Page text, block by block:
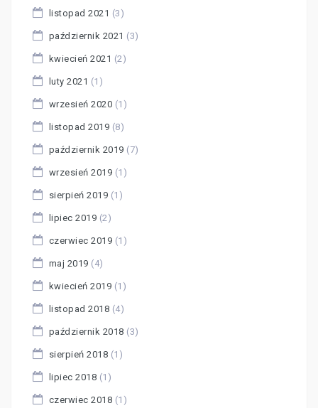
listopad 2021 (3)
październik 2021 (3)
kwiecień 2021 (2)
luty 2021 (1)
wrzesień 2020 (1)
listopad 2019 (8)
październik 2019 (7)
wrzesień 2019 (1)
sierpień 2019 (1)
lipiec 2019 (2)
czerwiec 2019 (1)
maj 2019 (4)
kwiecień 2019 (1)
listopad 2018 (4)
październik 2018 (3)
sierpień 2018 (1)
lipiec 2018 (1)
czerwiec 2018 (1)